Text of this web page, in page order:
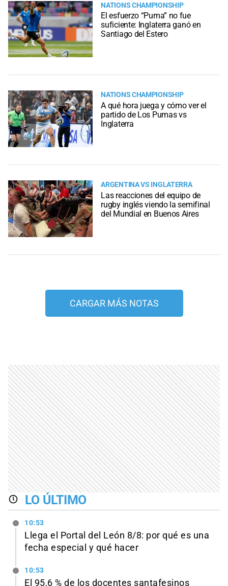
NATIONS CHAMPIONSHIP
El esfuerzo “Puma” no fue
suficiente: Inglaterra ganó en
Santiago del Estero
NATIONS CHAMPIONSHIP
A qué hora juega y cómo ver el
partido de Los Pumas vs
Inglaterra
ARGENTINA VS INGLATERRA
Las reacciones del equipo de
rugby inglés viendo la semifinal
del Mundial en Buenos Aires
CARGAR MÁS NOTAS
LO ÚLTIMO
10:53
Llega el Portal del León 8/8: por qué es una
fecha especial y qué hacer
10:53
El 95,6 % de los docentes santafesinos